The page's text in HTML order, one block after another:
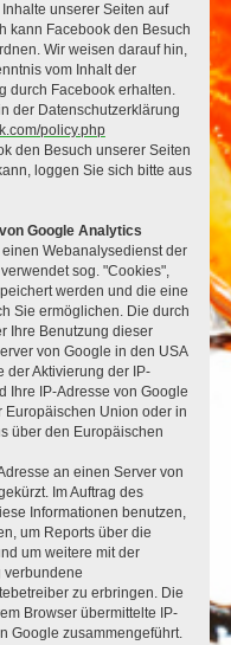
unserer Seiten auf
kann Facebook den Besuch
Wir weisen darauf hin,
vom Inhalt der
durch Facebook erhalten.
der Datenschutzerklärung
policy.php
den Besuch unserer Seiten
loggen Sie sich bitte aus
Google Analytics
Webanalysedienst der
sog. "Cookies",
werden und die eine
Sie ermöglichen. Die durch
Ihre Benutzung dieser
von Google in den USA
der Aktivierung der IP-
Ihre IP-Adresse von Google
Union oder in
über den Europäischen
an einen Server von
Im Auftrag des
Informationen benutzen,
um Reports über die
um weitere mit der
verbundene
zu erbringen. Die
Browser übermittelte IP-
Google zusammengeführt.